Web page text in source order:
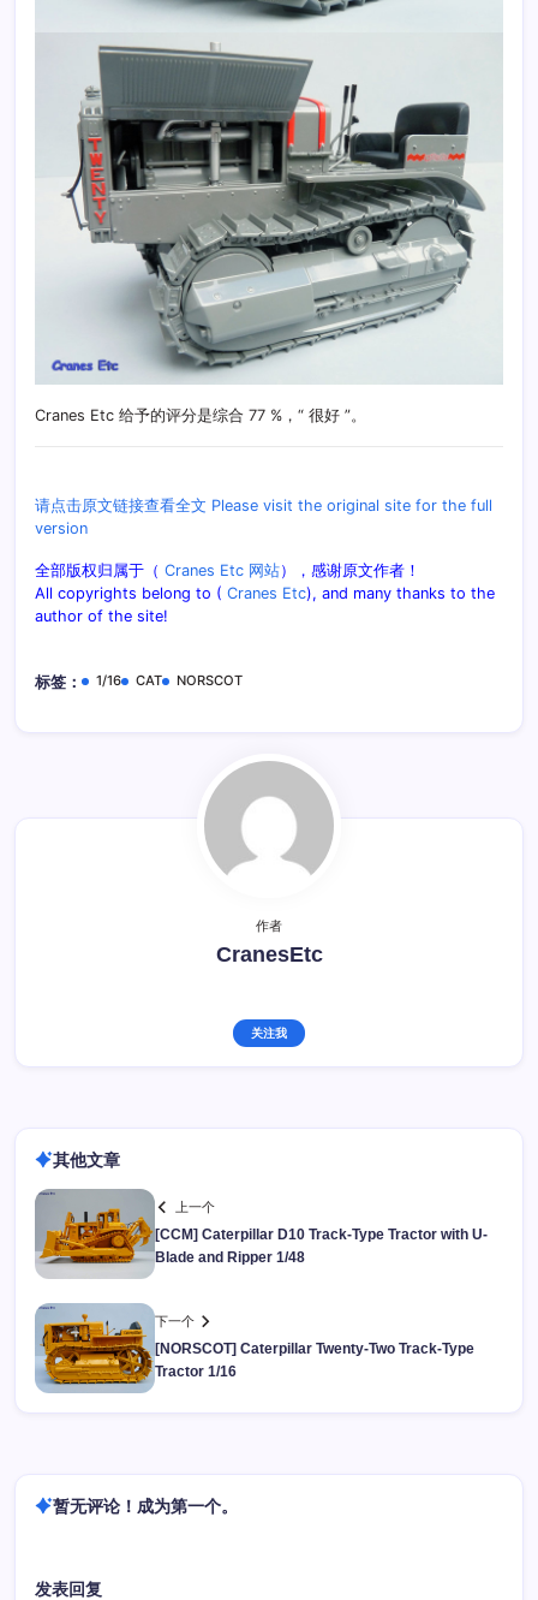
Cranes Etc 给予的评分是综合 77 %，“ 很好 ”。
请点击原文链接查看全文 Please visit the original site for the full
version
全部版权归属于（ Cranes Etc 网站），感谢原文作者！
All copyrights belong to ( Cranes Etc), and many thanks to the
author of the site!
标签： 1/16 CAT NORSCOT
作者
CranesEtc
关注我
其他文章
上一个
[CCM] Caterpillar D10 Track-Type Tractor with U-
Blade and Ripper 1/48
下一个
[NORSCOT] Caterpillar Twenty-Two Track-Type
Tractor 1/16
暂无评论！成为第一个。
发表回复